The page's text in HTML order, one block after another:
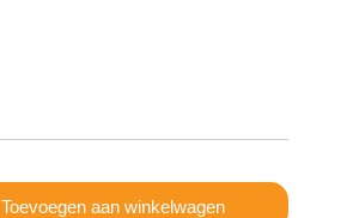
Toevoegen aan winkelwagen